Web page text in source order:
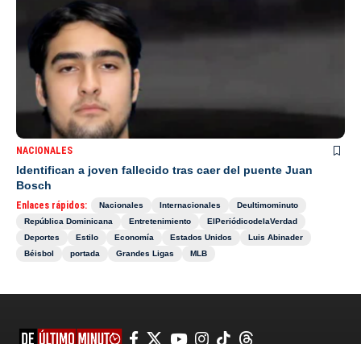
NACIONALES
Identifican a joven fallecido tras caer del puente Juan
Bosch
Enlaces rápidos: Nacionales Internacionales
Deultimominuto
República Dominicana
Entretenimiento
ElPeriódicodelaVerdad
Deportes
Estilo Economía Estados Unidos
Luis Abinader
Béisbol
portada Grandes Ligas MLB